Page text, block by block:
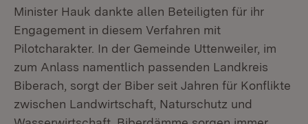
Minister Hauk dankte allen Beteiligten für ihr
Engagement in diesem Verfahren mit
Pilotcharakter. In der Gemeinde Uttenweiler, im
zum Anlass namentlich passenden Landkreis
Biberach, sorgt der Biber seit Jahren für Konflikte
zwischen Landwirtschaft, Naturschutz und